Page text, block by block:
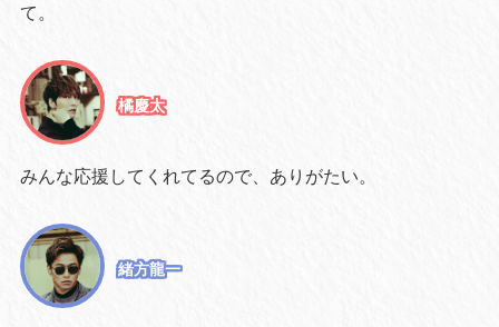
て。
橘慶太
みんな応援してくれてるので、ありがたい。
緒方龍一